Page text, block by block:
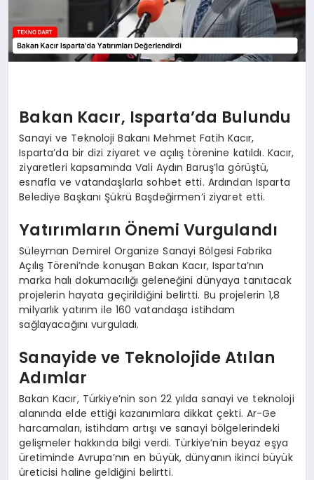
Bakan Kacır, Isparta’da Bulundu
Sanayi ve Teknoloji Bakanı Mehmet Fatih Kacır,
Isparta’da bir dizi ziyaret ve açılış törenine katıldı. Kacır,
ziyaretleri kapsamında Vali Aydın Baruş’la görüştü,
esnafla ve vatandaşlarla sohbet etti. Ardından Isparta
Belediye Başkanı Şükrü Başdeğirmen’i ziyaret etti.
Yatırımların Önemi Vurgulandı
Süleyman Demirel Organize Sanayi Bölgesi Fabrika
Açılış Töreni’nde konuşan Bakan Kacır, Isparta’nın
marka halı dokumacılığı geleneğini dünyaya tanıtacak
projelerin hayata geçirildiğini belirtti. Bu projelerin 1,8
milyarlık yatırım ile 160 vatandaşa istihdam
sağlayacağını vurguladı.
Sanayide ve Teknolojide Atılan
Adımlar
Bakan Kacır, Türkiye’nin son 22 yılda sanayi ve teknoloji
alanında elde ettiği kazanımlara dikkat çekti. Ar-Ge
harcamaları, istihdam artışı ve sanayi bölgelerindeki
gelişmeler hakkında bilgi verdi. Türkiye’nin beyaz eşya
üretiminde Avrupa’nın en büyük, dünyanın ikinci büyük
üreticisi haline geldiğini belirtti.